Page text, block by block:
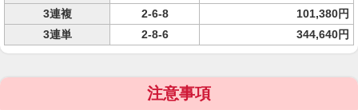
3連複
2-6-8
101,380円
3連単
2-8-6 344,640円
注意事項